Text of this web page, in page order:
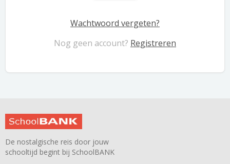
Wachtwoord vergeten?
Nog geen account? Registreren
De nostalgische reis door jouw
schooltijd begint bij SchoolBANK